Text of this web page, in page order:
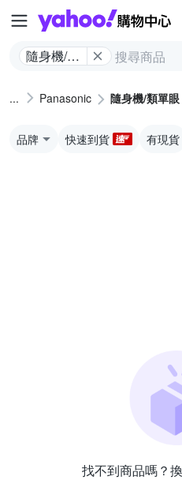
隨身機/類
Panasonic 隨身機/類單眼
品牌 快速到貨 有現貨
找不到商品嗎？